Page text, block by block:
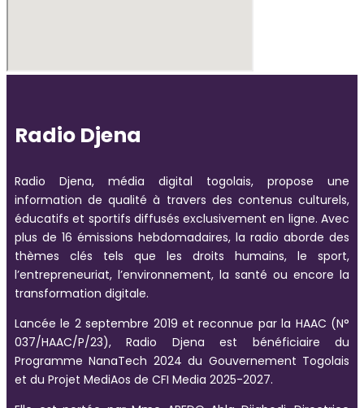
Radio Djena
Radio Djena, média digital togolais, propose une
information de qualité à travers des contenus culturels,
éducatifs et sportifs diffusés exclusivement en ligne. Avec
plus de 16 émissions hebdomadaires, la radio aborde des
thèmes clés tels que les droits humains, le sport,
l’entrepreneuriat, l’environnement, la santé ou encore la
transformation digitale.
Lancée le 2 septembre 2019 et reconnue par la HAAC (N°
037/HAAC/P/23), Radio Djena est bénéficiaire du
Programme NanaTech 2024 du Gouvernement Togolais
et du Projet MediAos de CFI Media 2025-2027.